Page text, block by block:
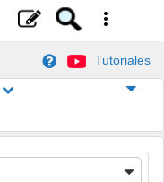
Tutoriales